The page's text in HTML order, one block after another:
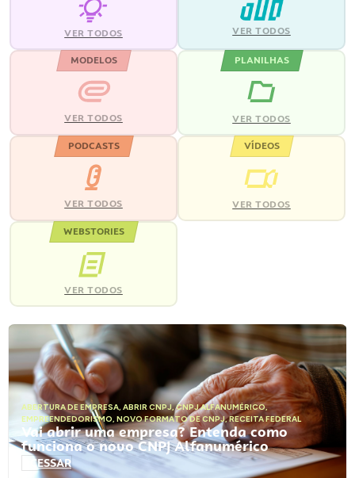
VER TODOS VER TODOS
MODELOS
VER TODOS
PLANILHAS
VER TODOS
PODCASTS
VER TODOS
VÍDEOS
VER TODOS
WEBSTORIES
VER TODOS
ABERTURA DE EMPRESA, ABRIR CNPJ,CNPJ ALFANUMÉRICO,
EMPREENDEDORISMO, NOVO FORMATO DE CNPJ,RECEITA FEDERAL
Vai abrir uma empresa? Entenda como
funciona o novo CNPJ Alfanumérico
ACESSAR